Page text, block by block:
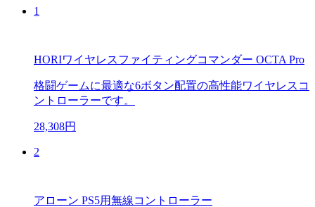
1
HORIワイヤレスファイティングコマンダー OCTA Pro
格闘ゲームに最適な6ボタン配置の高性能ワイヤレスコ
ントローラーです。
28,308円
2
アローン PS5用無線コントローラー